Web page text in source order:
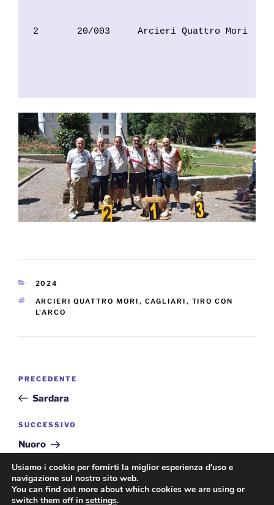
2       20/003     Arcieri Quattro Mori
CATEGORIE
2024
TAG
ARCIERI QUATTRO MORI , CAGLIARI , TIRO CON
L'ARCO
Navigazione
Articolo
precedente:
PRECEDENTE
Sardara
Articolo
successivo
SUCCESSIVO
Nuoro
Usiamo i cookie per fornirti la miglior esperienza d'uso e
navigazione sul nostro sito web.
You can find out more about which cookies we are using or
switch them off in settings.